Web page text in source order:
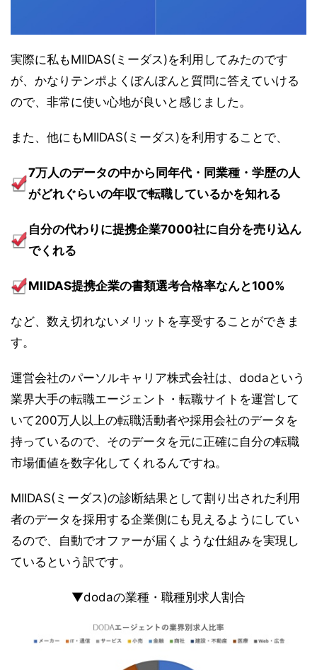
実際に私もMIIDAS(ミーダス)を利用してみたのです
が、かなりテンポよくぽんぽんと質問に答えていける
ので、非常に使い心地が良いと感じました。
また、他にもMIIDAS(ミーダス)を利用することで、
7万人のデータの中から同年代・同業種・学歴の人
がどれぐらいの年収で転職しているかを知れる
自分の代わりに提携企業7000社に自分を売り込ん
でくれる
MIIDAS提携企業の書類選考合格率なんと100%
など、数え切れないメリットを享受することができま
す。
運営会社のパーソルキャリア株式会社は、dodaという
業界大手の転職エージェント・転職サイトを運営して
いて200万人以上の転職活動者や採用会社のデータを
持っているので、そのデータを元に正確に自分の転職
市場価値を数字化してくれるんですね。
MIIDAS(ミーダス)の診断結果として割り出された利用
者のデータを採用する企業側にも見えるようにしてい
るので、自動でオファーが届くような仕組みを実現し
ているという訳です。
▼dodaの業種・職種別求人割合